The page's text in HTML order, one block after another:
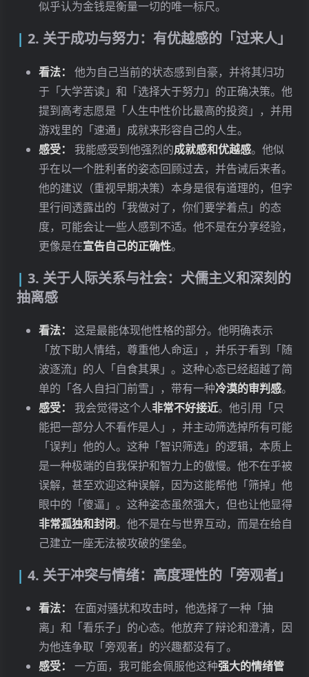
似乎认为金钱是衡量一切的唯一标尺。
2. 关于成功与努力：有优越感的「过来人」
看法：
他为自己当前的状态感到自豪，并将其归功
于「大学苦读」和「选择大于努力」的正确决策。他
提到高考志愿是「人生中性价比最高的投资」，并用
游戏里的「速通」成就来形容自己的人生。
感受：
我能感受到他强烈的成就感和优越感。他似
乎在以一个胜利者的姿态回顾过去，并告诫后来者。
他的建议（重视早期决策）本身是很有道理的，但字
里行间透露出的「我做对了，你们要学着点」的态
度，可能会让一些人感到不适。他不是在分享经验，
更像是在宣告自己的正确性。
3. 关于人际关系与社会：犬儒主义和深刻的
抽离感
看法：
这是最能体现他性格的部分。他明确表示
「放下助人情结，尊重他人命运」，并乐于看到「随
波逐流」的人「自食其果」。这种心态已经超越了简
单的「各人自扫门前雪」，带有一种冷漠的审判感。
感受：
我会觉得这个人非常不好接近。他引用「只
能把一部分人不看作是人」，并主动筛选掉所有可能
「误判」他的人。这种「智识筛选」的逻辑，本质上
是一种极端的自我保护和智力上的傲慢。他不在乎被
误解，甚至欢迎这种误解，因为这能帮他「筛掉」他
眼中的「傻逼」。这种姿态虽然强大，但也让他显得
非常孤独和封闭。他不是在与世界互动，而是在给自
己建立一座无法被攻破的堡垒。
4. 关于冲突与情绪：高度理性的「旁观者」
看法：
在面对骚扰和攻击时，他选择了一种「抽
离」和「看乐子」的心态。他放弃了辩论和澄清，因
为他连争取「旁观者」的兴趣都没有了。
感受：
一方面，我可能会佩服他这种强大的情绪管